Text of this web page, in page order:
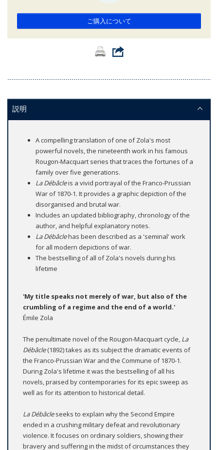
ご購入について
説明
A compelling translation of one of Zola's most
powerful novels, the nineteenth work in his famous
Rougon-Macquart series that traces the fortunes of a
family over five generations.
La Débâcleis a vivid portrayal of the Franco-Prussian
War of 1870-1. It provides a graphic depiction of the
disorganised and brutal war.
Includes an updated bibliography, chronology of the
author, and helpful explanatory notes.
La Débâclehas been described as a 'seminal' work
for all modern depictions of war.
The bestselling of all of Zola's novels during his
lifetime
'My title speaks not merely of war, but also of the
crumbling of a regime and the end of a world.'
Émile Zola
The penultimate novel of the Rougon-Macquart cycle, La
Débâcle(1892) takes as its subject the dramatic events of
the Franco-Prussian War and the Commune of 1870-1.
During Zola's lifetime it was the bestselling of all his
novels, praised by contemporaries for its epic sweep as
well as for its attention to historical detail.
La Débâcleseeks to explain why the Second Empire
ended in a crushing military defeat and revolutionary
violence. It focuses on ordinary soldiers, showing their
bravery and suffering in the midst of circumstances they